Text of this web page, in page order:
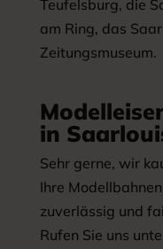
Teufelsburg, die
am Ring, das
Zeitungsmuseum.
in
Sehr gerne, wir
Ihre
zuverlässig und
Rufen Sie uns